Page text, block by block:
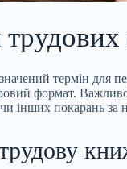
термін для
формат. Важливо
інших покарань